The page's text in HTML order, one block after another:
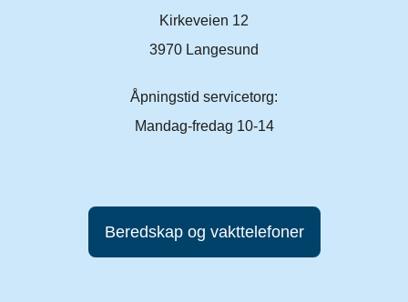
Kirkeveien 12
3970 Langesund
Åpningstid servicetorg:
Mandag-fredag 10-14
Beredskap og vakttelefoner